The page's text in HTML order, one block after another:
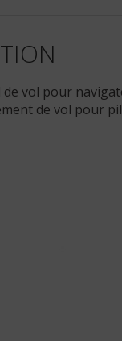
de vol pour
de vol pour